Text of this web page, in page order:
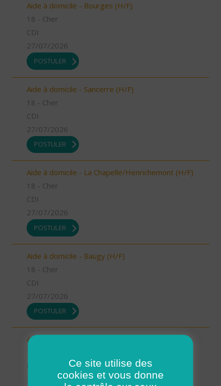
Aide à domicile - Bourges (H/F)
18 - Cher
CDI
27/07/2026
POSTULER
Aide à domicile - Sancerre (H/F)
18 - Cher
CDI
27/07/2026
POSTULER
Aide à domicile - La Chapelle/Henrichemont (H/F)
18 - Cher
CDI
27/07/2026
POSTULER
Aide à domicile - Baugy (H/F)
18 - Cher
CDI
27/07/2026
POSTULER
Aide à domicile - Mehun sur Yèvre (H/F)
27/07/2026
Ce site utilise des
cookies et vous donne